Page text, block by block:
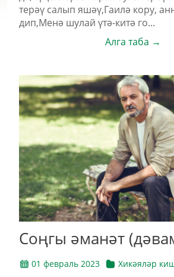
терәү салып яшәү,Гаилә кору,
дип,Менә шулай үтә-китә го...
Алга таба →
Соңгы әманәт
01 февраль 2023 Хикәяләр